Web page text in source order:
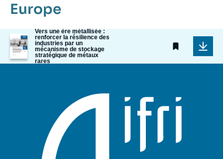
Europe
Image
de
couverture
de
Vers une ère métallisée :
renforcer la résilience des
industries par un
mécanisme de stockage
stratégique de métaux
rares